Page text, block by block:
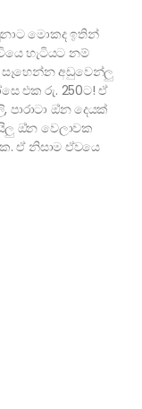
මොකද ඉතින්
හැටියට නම්
අඩුවෙන්ලු
එක රු. 250ට! ඒ
ඔ්න දෙයක්
ඔ්න වෙලාවක
ඒ නිසාම ඒවයෙ